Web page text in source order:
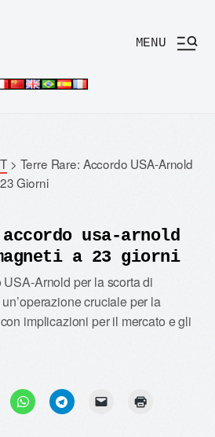
MENU
> Terre Rare: Accordo USA-Arnold
Giorni
usa-arnold
a 23 giorni
USA-Arnold per la scorta di
cruciale per la
implicazioni per il mercato e gli